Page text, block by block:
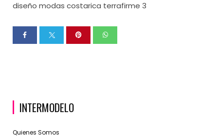
diseño modas costarica terrafirme 3
INTERMODELO
Quienes Somos